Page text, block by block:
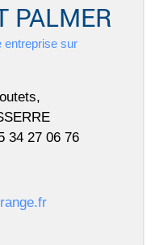
PALMER
entreprise sur
34 27 06 76